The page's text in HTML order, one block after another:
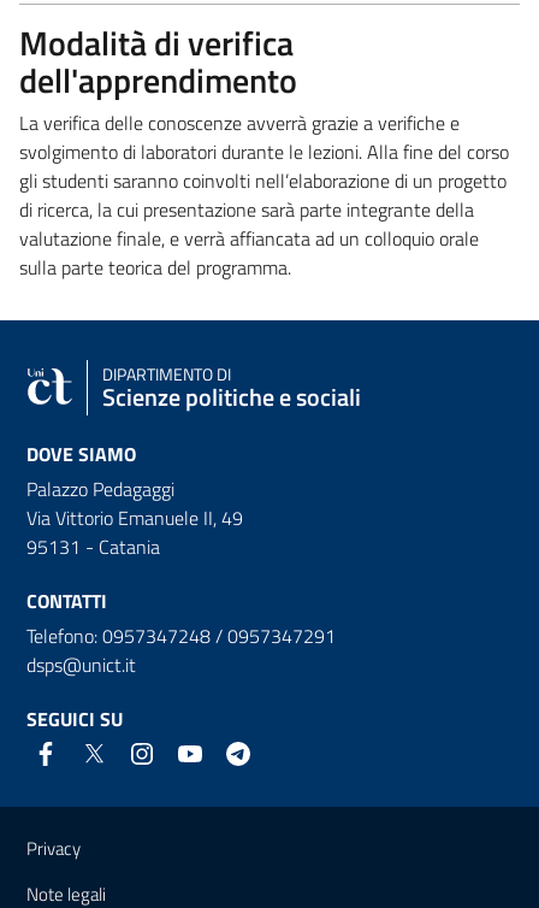
Modalità di verifica
dell'apprendimento
La verifica delle conoscenze avverrà grazie a verifiche e
svolgimento di laboratori durante le lezioni. Alla fine del corso
gli studenti saranno coinvolti nell’elaborazione di un progetto
di ricerca, la cui presentazione sarà parte integrante della
valutazione finale, e verrà affiancata ad un colloquio orale
sulla parte teorica del programma.
DIPARTIMENTO DI
Scienze politiche e sociali
DOVE SIAMO
Palazzo Pedagaggi
Via Vittorio Emanuele II, 49
95131 - Catania
CONTATTI
Telefono: 0957347248 / 0957347291
dsps@unict.it
SEGUICI SU
Link e informazioni utili
Privacy
Note legali